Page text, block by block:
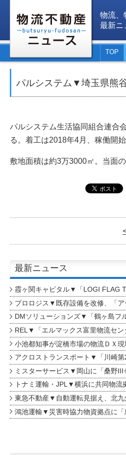
物流、
最新ニ
TOP
パルシステム▼埼玉県熊
パルシステム生活協同組合連合
る。着工は2018年4月、稼働開
敷地面積は約3万3000㎡。当面
最新ニュース
霞ヶ関キャピタル▼「LOGI FLAG
プロロジス▼既存設備を改修、「
DMソリューションズ▼「鶴ヶ島フ
REL▼「エルマックス富里物流セン
小池都知事が淀橋市場の物流ＤＸ現
アクロストランスポート▼「川崎
ミスターサービス▼岡山に「桑野III
トナミ運輸・JPL▼横浜に共同物流
東急不動産▼自動運転見据え、北九
鴻池運輸▼災害時協力物資拠点に